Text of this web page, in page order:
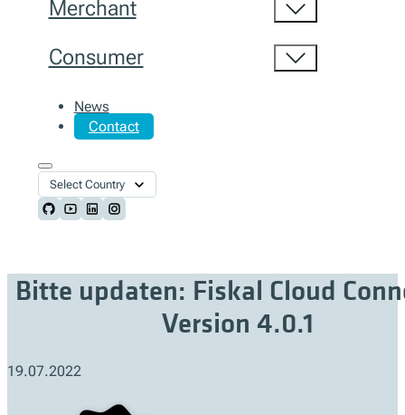
Merchant
Consumer
News
Contact
Select Country
Follow us on Github
Follow us on Youtube
Follow us on LinkedIn
Follow us on Instagram
Bitte updaten: Fiskal Cloud
Version 4.0.1
19.07.2022